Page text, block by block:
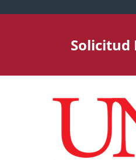
Solicitud